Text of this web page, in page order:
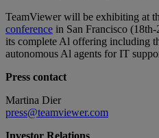
TeamViewer will be exhibiting at
conference in San Francisco
its complete Al offering including
autonomous Al agents for IT
Press contact
Martina Dier
press@teamviewer.com
Investor Relations